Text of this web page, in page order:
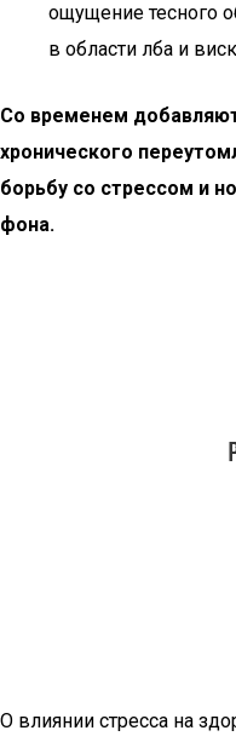
ощущение тесного
в области лба и
Со временем
хронического
борьбу со стрессом и
фона.
О влиянии стресса на